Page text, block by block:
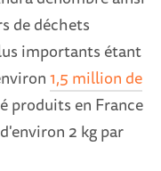
de déchets
importants étant
1,5 million de
produits en France
2 kg par